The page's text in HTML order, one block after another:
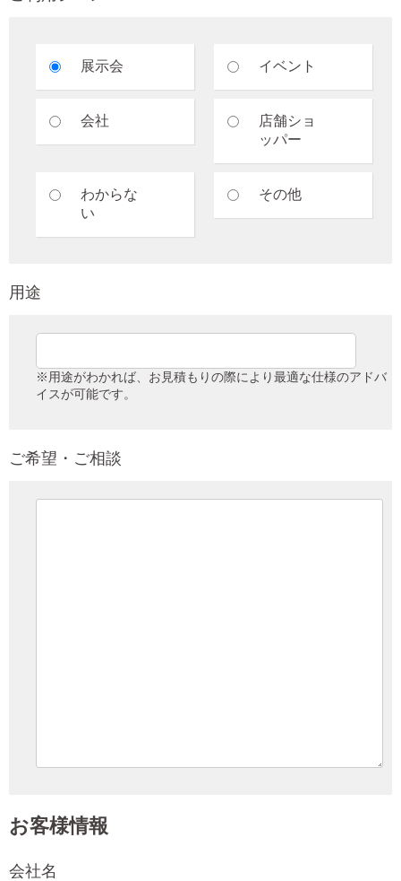
展示会 イベント
会社
店舗ショ
ッパー
わからな
い
その他
用途
※用途がわかれば、お見積もりの際により最適な仕様のアドバ
イスが可能です。
ご希望・ご相談
お客様情報
会社名